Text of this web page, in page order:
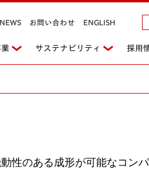
サステナビリティ 採用
NEWS お問い合わせ ENGLISH
性のある成形が可能なコン